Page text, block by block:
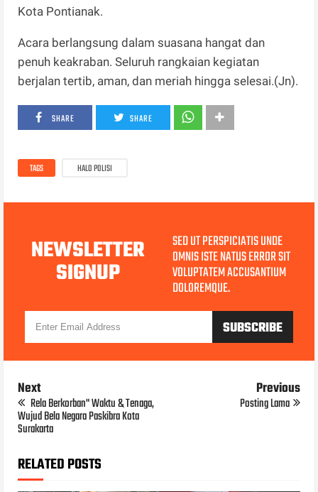
Kota Pontianak.
Acara berlangsung dalam suasana hangat dan
penuh keakraban. Seluruh rangkaian kegiatan
berjalan tertib, aman, dan meriah hingga selesai.(Jn).
SHARE SHARE
TAGS HALO POLISI
NEWSLETTER
SIGNUP
SED UT PERSPICIATIS UNDE
OMNIS ISTE NATUS ERROR SIT
VOLUPTATEM ACCUSANTIUM
DOLOREMQUE.
Next
Rela Berkorban" Waktu & Tenaga,
Wujud Bela Negara Paskibra Kota
Surakarta
Previous
Posting Lama
RELATED POSTS